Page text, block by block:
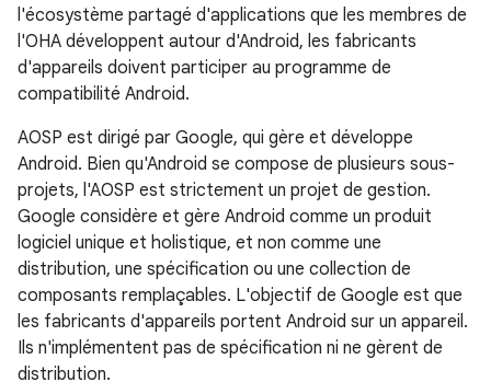
l'écosystème partagé d'applications que les membres de
l'OHA développent autour d'Android, les fabricants
d'appareils doivent participer au programme de
compatibilité Android.
AOSP est dirigé par Google, qui gère et développe
Android. Bien qu'Android se compose de plusieurs sous-
projets, l'AOSP est strictement un projet de gestion.
Google considère et gère Android comme un produit
logiciel unique et holistique, et non comme une
distribution, une spécification ou une collection de
composants remplaçables. L'objectif de Google est que
les fabricants d'appareils portent Android sur un appareil.
Ils n'implémentent pas de spécification ni ne gèrent de
distribution.